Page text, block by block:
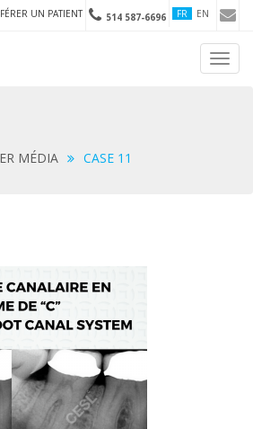
UN PATIENT 514 587-6696 FR EN
MÉDIA CASE 11